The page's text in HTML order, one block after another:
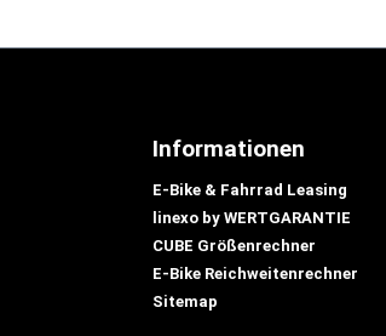
Informationen
E-Bike & Fahrrad Leasing
linexo by WERTGARANTIE
CUBE Größenrechner
E-Bike Reichweitenrechner
Sitemap